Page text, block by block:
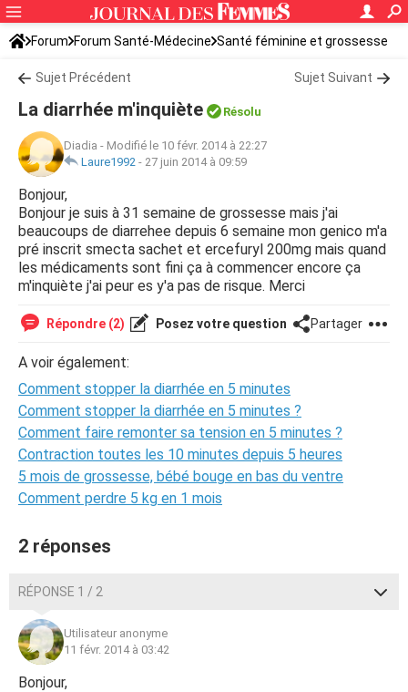
Forum Forum Santé-Médecine Santé féminine et grossesse
Sujet Précédent Sujet Suivant
La diarrhée m'inquiète Résolu
Diadia - Modifié le 10 févr. 2014 à 22:27
Laure1992 - 27 juin 2014 à 09:59
Bonjour,
Bonjour je suis à 31 semaine de grossesse mais j'ai
beaucoups de diarrehee depuis 6 semaine mon genico m'a
pré inscrit smecta sachet et ercefuryl 200mg mais quand
les médicaments sont fini ça à commencer encore ça
m'inquiète j'ai peur es y'a pas de risque. Merci
Répondre (2) Posez votre question Partager
A voir également:
Comment stopper la diarrhée en 5 minutes
Comment stopper la diarrhée en 5 minutes ?
Comment faire remonter sa tension en 5 minutes ?
Contraction toutes les 10 minutes depuis 5 heures
5 mois de grossesse, bébé bouge en bas du ventre
Comment perdre 5 kg en 1 mois
2 réponses
RÉPONSE 1 / 2
Utilisateur anonyme
11 févr. 2014 à 03:42
Bonjour,